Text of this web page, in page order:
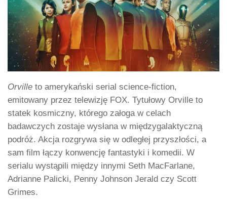
Orville to amerykański serial science-fiction,
emitowany przez telewizję FOX. Tytułowy Orville to
statek kosmiczny, którego załoga w celach
badawczych zostaje wysłana w międzygalaktyczną
podróż. Akcja rozgrywa się w odległej przyszłości, a
sam film łączy konwencję fantastyki i komedii. W
serialu wystąpili między innymi Seth MacFarlane,
Adrianne Palicki, Penny Johnson Jerald czy Scott
Grimes.